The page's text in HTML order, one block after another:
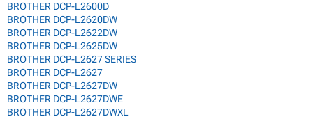
BROTHER DCP-L2600D
BROTHER DCP-L2620DW
BROTHER DCP-L2622DW
BROTHER DCP-L2625DW
BROTHER DCP-L2627 SERIES
BROTHER DCP-L2627
BROTHER DCP-L2627DW
BROTHER DCP-L2627DWE
BROTHER DCP-L2627DWXL